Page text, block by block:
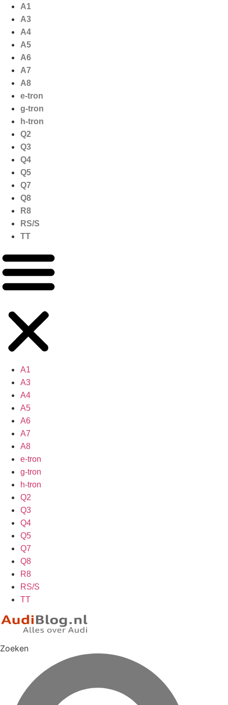
naar
inhoud
A1
A3
A4
A5
A6
A7
A8
e-tron
g-tron
h-tron
Q2
Q3
Q4
Q5
Q7
Q8
R8
RS/S
TT
A1
A3
A4
A5
A6
A7
A8
e-tron
g-tron
h-tron
Q2
Q3
Q4
Q5
Q7
Q8
R8
RS/S
TT
Zoeken